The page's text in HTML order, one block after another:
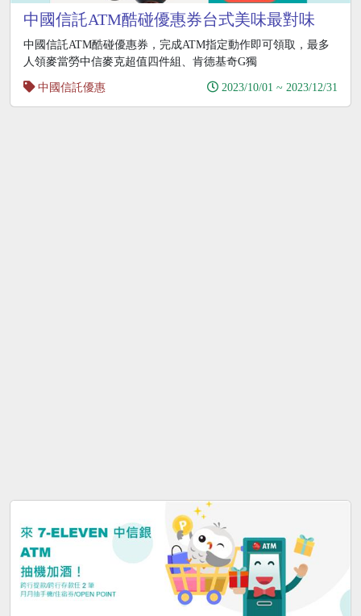
中國信託ATM酷碰優惠券台式美味最對味
中國信託ATM酷碰優惠券，完成ATM指定動作即可領取，最多
人領麥當勞中信麥克超值四件組、肯德基奇G獨
中國信託優惠
2023/10/01 ~ 2023/12/31